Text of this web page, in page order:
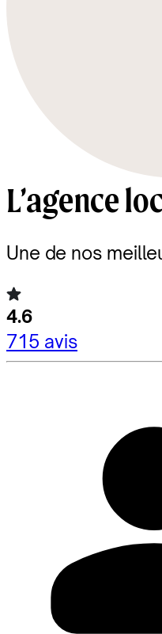
L’agence
Une de nos
4.6
715 avis